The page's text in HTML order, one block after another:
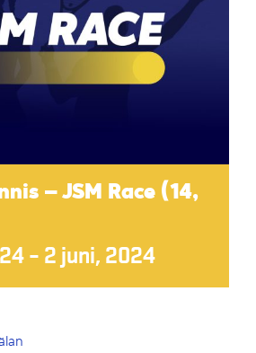
– JSM Race (14,
– 2 juni, 2024